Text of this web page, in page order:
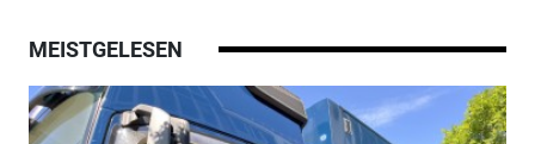
MEISTGELESEN